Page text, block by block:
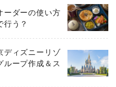
ーダーの使い方
う？
ディズニーリゾ
ループ作成＆ス